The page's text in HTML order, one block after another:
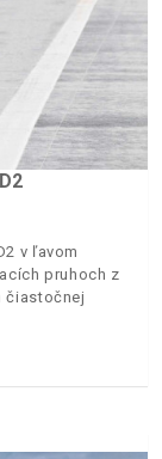
v ľavom
pruhoch z
čiastočnej